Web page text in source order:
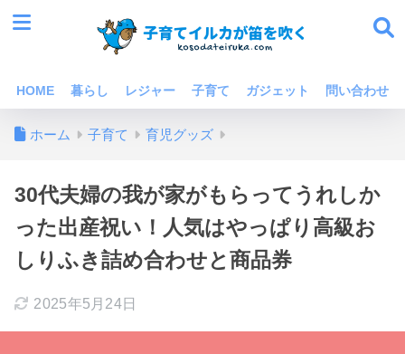
HOME 暮らし レジャー 子育て ガジェット 問い合わせ
ホーム 子育て 育児グッズ
30代夫婦の我が家がもらってうれしか
った出産祝い！人気はやっぱり高級お
しりふき詰め合わせと商品券
2025年5月24日